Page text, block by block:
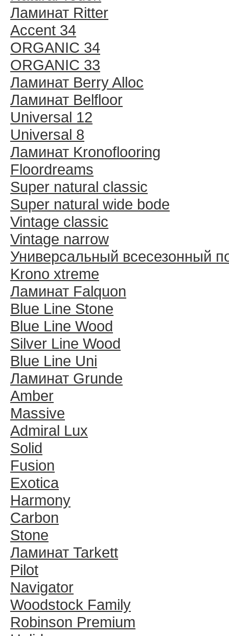
Ламинат Ritter
Accent 34
ORGANIC 34
ORGANIC 33
Ламинат Berry Alloc
Ламинат Belfloor
Universal 12
Universal 8
Ламинат Kronoflooring
Floordreams
Super natural classic
Super natural wide bode
Vintage classic
Vintage narrow
Универсальный всесезонный
Krono xtreme
Ламинат Falquon
Blue Line Stone
Blue Line Wood
Silver Line Wood
Blue Line Uni
Ламинат Grunde
Amber
Massive
Admiral Lux
Solid
Fusion
Exotica
Harmony
Carbon
Stone
Ламинат Tarkett
Pilot
Navigator
Woodstock Family
Robinson Premium